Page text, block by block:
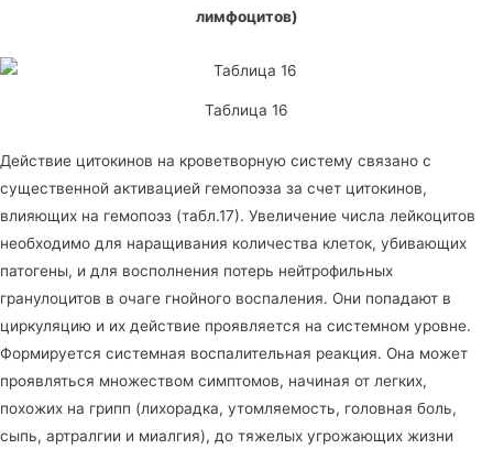
лимфоцитов)
Таблица 16
Действие цитокинов на кроветворную систему связано с
существенной активацией гемопоэза за счет цитокинов,
влияющих на гемопоэз (табл.17). Увеличение числа лейкоцитов
необходимо для наращивания количества клеток, убивающих
патогены, и для восполнения потерь нейтрофильных
гранулоцитов в очаге гнойного воспаления. Они попадают в
циркуляцию и их действие проявляется на системном уровне.
Формируется системная воспалительная реакция. Она может
проявляться множеством симптомов, начиная от легких,
похожих на грипп (лихорадка, утомляемость, головная боль,
сыпь, артралгии и миалгия), до тяжелых угрожающих жизни